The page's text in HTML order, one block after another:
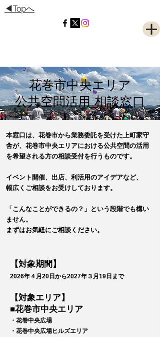
◀Topへ
花巻市中央エリア
公共空間活用 相談窓口
本窓口は、花巻市から業務委託を受けた上町家守
舎が、花巻市中央エリアにおける公共空間の活用
を希望される方の相談受付を行うものです。
イベント開催、出店、利活用のアイデアなど、
幅広くご相談をお受けしております。
「こんなことができるの？」という段階でも構い
ません。
まずはお気軽にご相談ください。
【対象期間】
2026年４月20日から2027年３月19日まで
【対象エリア】
■花巻市中央エリア
・花巻中央広場
・花巻中央広場ヒルズエリア